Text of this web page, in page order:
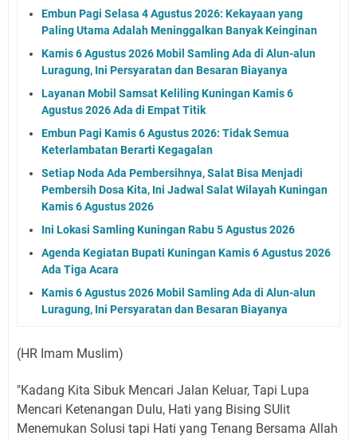
Embun Pagi Selasa 4 Agustus 2026: Kekayaan yang
Paling Utama Adalah Meninggalkan Banyak Keinginan
Kamis 6 Agustus 2026 Mobil Samling Ada di Alun-alun
Luragung, Ini Persyaratan dan Besaran Biayanya
Layanan Mobil Samsat Keliling Kuningan Kamis 6
Agustus 2026 Ada di Empat Titik
Embun Pagi Kamis 6 Agustus 2026: Tidak Semua
Keterlambatan Berarti Kegagalan
Setiap Noda Ada Pembersihnya, Salat Bisa Menjadi
Pembersih Dosa Kita, Ini Jadwal Salat Wilayah Kuningan
Kamis 6 Agustus 2026
Ini Lokasi Samling Kuningan Rabu 5 Agustus 2026
Agenda Kegiatan Bupati Kuningan Kamis 6 Agustus 2026
Ada Tiga Acara
Kamis 6 Agustus 2026 Mobil Samling Ada di Alun-alun
Luragung, Ini Persyaratan dan Besaran Biayanya
(HR Imam Muslim)
"Kadang Kita Sibuk Mencari Jalan Keluar, Tapi Lupa
Mencari Ketenangan Dulu, Hati yang Bising SUlit
Menemukan Solusi tapi Hati yang Tenang Bersama Allah